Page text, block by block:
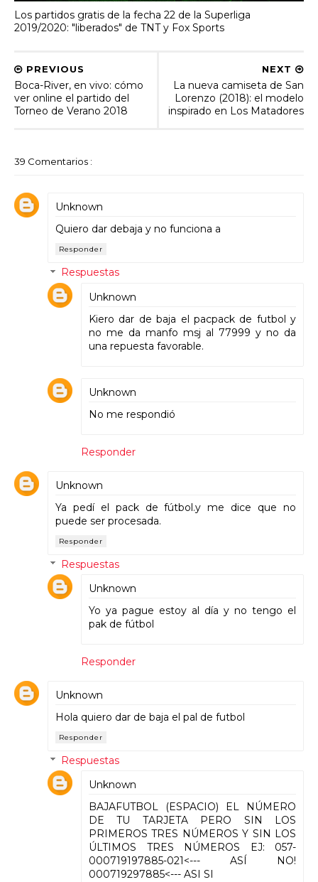
Los partidos gratis de la fecha 22 de la Superliga
2019/2020: "liberados" de TNT y Fox Sports
NEXT
La nueva camiseta de San
Lorenzo (2018): el modelo
inspirado en Los Matadores
PREVIOUS
Boca-River, en vivo: cómo
ver online el partido del
Torneo de Verano 2018
39 Comentarios :
Unknown
Quiero dar debaja y no funciona a
Responder
Respuestas
Unknown
Kiero dar de baja el pacpack de futbol y
no me da manfo msj al 77999 y no da
una repuesta favorable.
Unknown
No me respondió
Responder
Unknown
Ya pedí el pack de fútbol.y me dice que no
puede ser procesada.
Responder
Respuestas
Unknown
Yo ya pague estoy al día y no tengo el
pak de fútbol
Responder
Unknown
Hola quiero dar de baja el pal de futbol
Responder
Respuestas
Unknown
BAJAFUTBOL (ESPACIO) EL NÚMERO
DE TU TARJETA PERO SIN LOS
PRIMEROS TRES NÚMEROS Y SIN LOS
ÚLTIMOS TRES NÚMEROS EJ: 057-
000719197885-021<--- ASÍ NO!
000719297885<--- ASI SI